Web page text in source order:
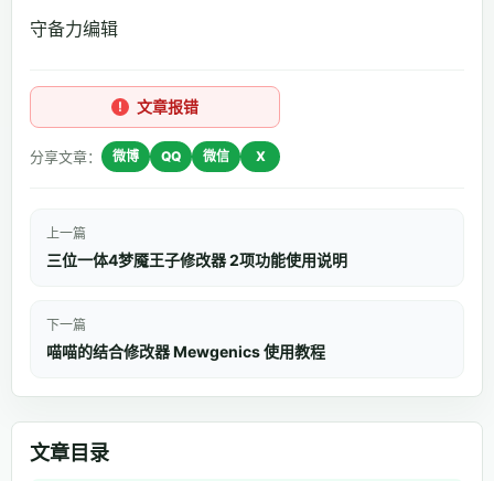
守备力编辑
文章报错
分享文章： 微博 QQ 微信 X
上一篇
三位一体4梦魇王子修改器 2项功能使用说明
下一篇
喵喵的结合修改器 Mewgenics 使用教程
文章目录